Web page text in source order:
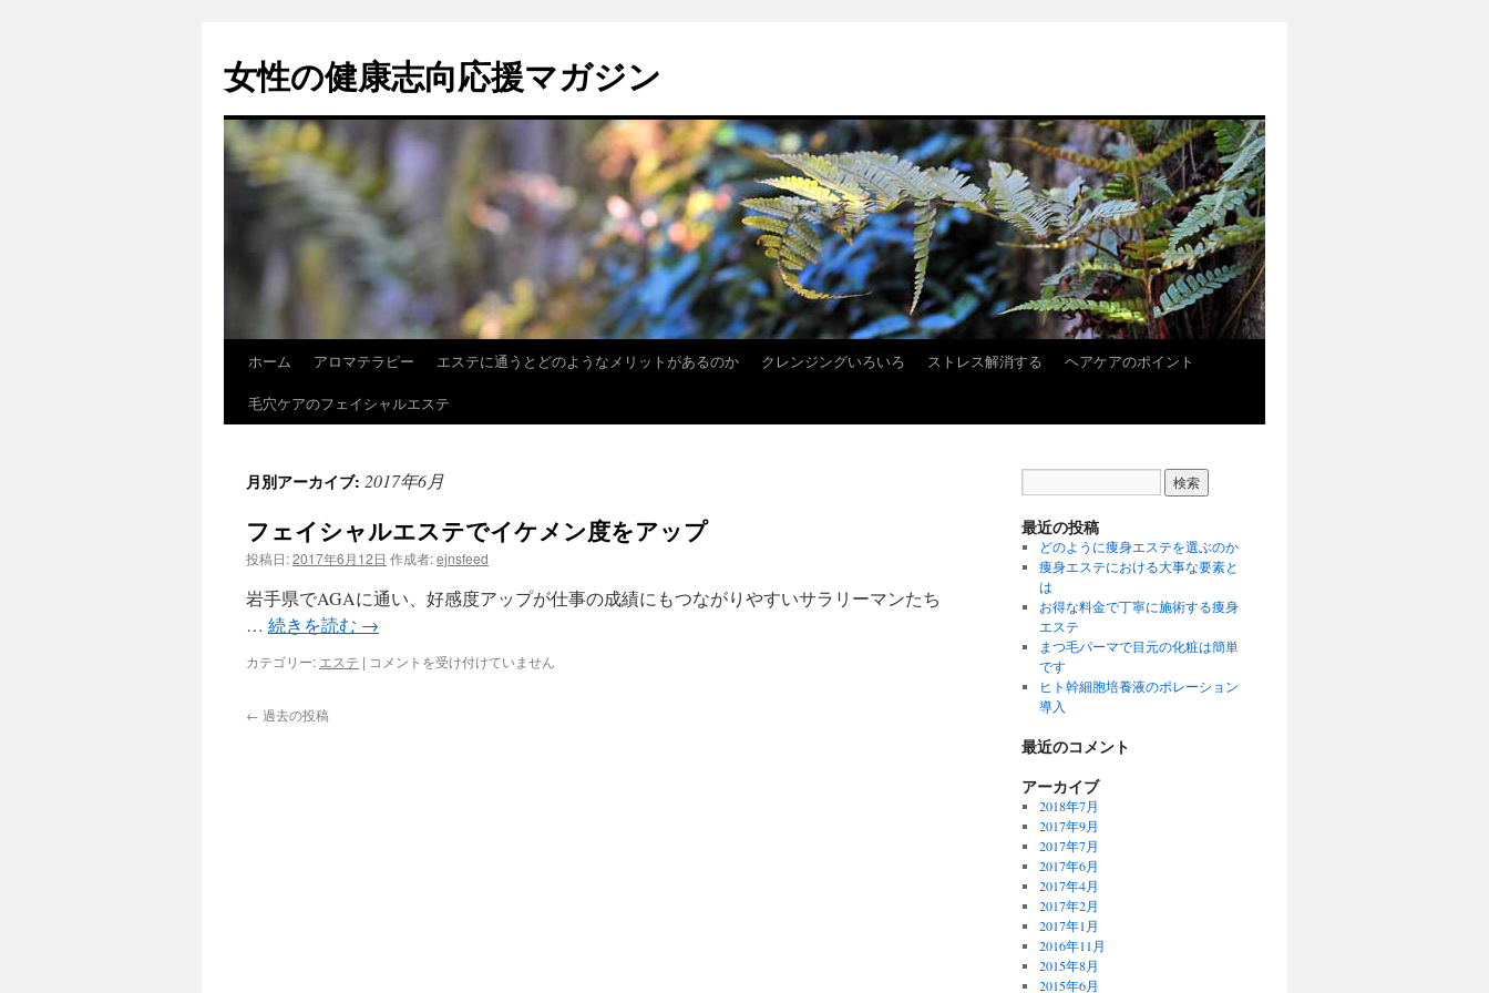
女性の健康志向応援マガジン
ン
ホーム アロマテラピー エステに通うとどのようなメリットがあるのか クレンジングいろいろ ストレス解消する
ヘアケアのポイント
毛穴ケアのフェイシャルエステ
月別アーカイブ: 2017年6月
フェイシャルエステでイケメン度をアップ
投稿日:2017年6月12日 作成者:ejnsfeed
岩手県でAGAに通い、好感度アップが仕事の成績にもつながりやすいサラリーマンたち
… 続きを読む →
カテゴリー: エステ | フ
コメントを受け付けていません
← 過去の投稿
最近の投稿
どのように痩身エステを選ぶのか
痩身エステにおける大事な要素と
は
お得な料金で丁寧に施術する痩身
エステ
まつ毛パーマで目元の化粧は簡単
です
ヒト幹細胞培養液のポレーション
導入
最近のコメント
アーカイブ
2018年7月
2017年9月
2017年7月
2017年6月
2017年4月
2017年2月
2017年1月
2016年11月
2015年8月
2015年6月